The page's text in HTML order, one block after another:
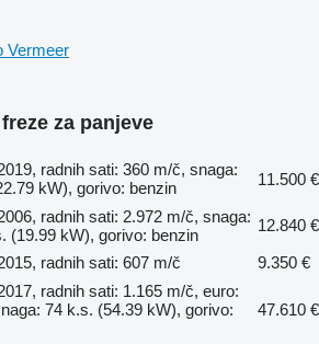
Vermeer
za panjeve
radnih sati: 360 m/č, snaga:
kW), gorivo: benzin
11.500 €
radnih sati: 2.972 m/č, snaga:
(19.99 kW), gorivo: benzin
12.840 €
radnih sati: 607 m/č
9.350 €
radnih sati: 1.165 m/č, euro:
74 k.s. (54.39 kW), gorivo:
47.610 €